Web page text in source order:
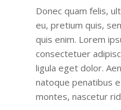
Donec quam felis,
eu, pretium quis,
quis enim. Lorem
consectetuer
ligula eget dolor.
natoque penatibus
montes, nascetur